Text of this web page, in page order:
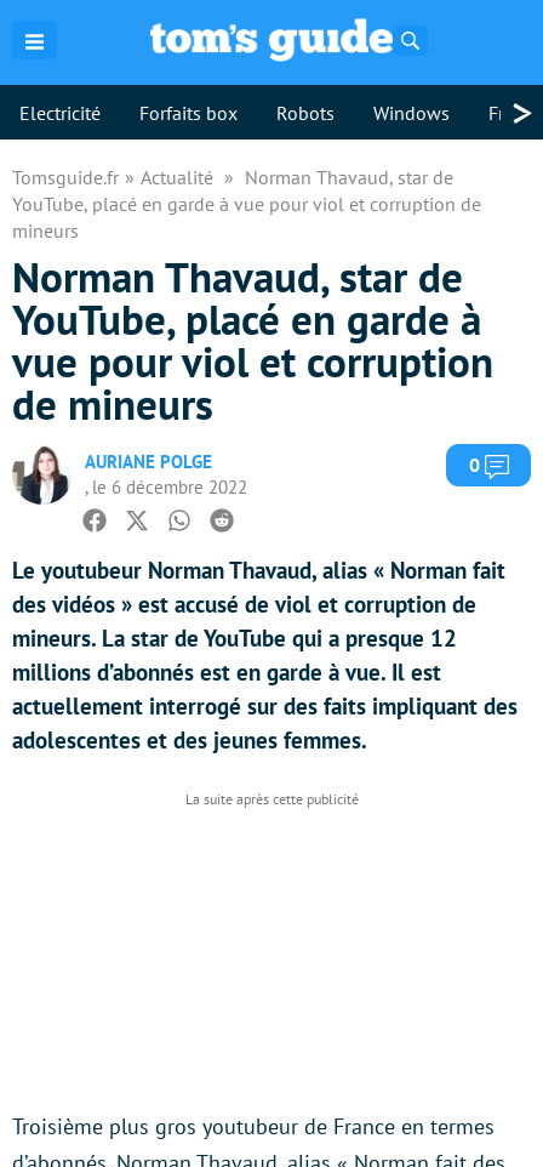
Electricité Forfaits box Robots Windows >
Tomsguide.fr Actualité
Norman Thavaud, star de
YouTube, placé en garde à vue pour viol et corruption de
mineurs
Norman Thavaud, star de
YouTube, placé en garde à
vue pour viol et corruption
de mineurs
AURIANE POLGE
, le 6 décembre 2022
0
Facebook
TwitterWhatsapp
Reddit
Le youtubeur Norman Thavaud, alias « Norman fait
des vidéos » est accusé de viol et corruption de
mineurs. La star de YouTube qui a presque 12
millions d’abonnés est en garde à vue. Il est
actuellement interrogé sur des faits impliquant des
adolescentes et des jeunes femmes.
Troisième plus gros youtubeur de France en termes